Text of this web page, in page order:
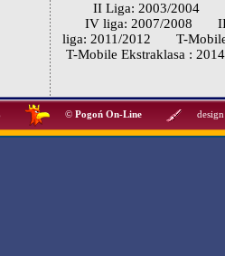
II Liga: 2003/2004
IV liga: 2007/2008
liga: 2011/2012
T-
T-Mobile Ekstraklasa :
© Pogoń On-Line